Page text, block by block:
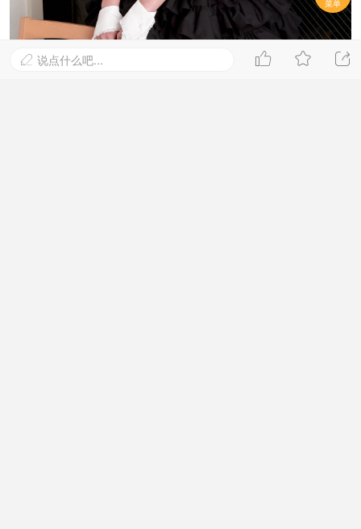
菜单



 说点什么吧...